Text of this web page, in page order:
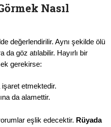
Nasıl
değerlendirilir. Aynı şekilde ölü
da göz atılabilir. Hayırlı bir
gerekirse:
işaret etmektedir.
da alamettir.
eşlik edecektir. Rüyada